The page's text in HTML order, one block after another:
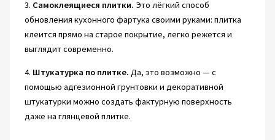
3. Самоклеящиеся плитки. Это лёгкий способ
обновления кухонного фартука своими руками: плитка
клеится прямо на старое покрытие, легко режется и
выглядит современно.
4. Штукатурка по плитке. Да, это возможно — с
помощью адгезионной грунтовки и декоративной
штукатурки можно создать фактурную поверхность
даже на глянцевой плитке.